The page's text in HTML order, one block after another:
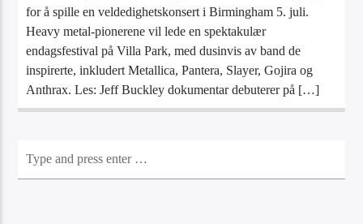
for å spille en veldedighetskonsert i Birmingham 5. juli.
Heavy metal-pionerene vil lede en spektakulær
endagsfestival på Villa Park, med dusinvis av band de
inspirerte, inkludert Metallica, Pantera, Slayer, Gojira og
Anthrax. Les: Jeff Buckley dokumentar debuterer på […]